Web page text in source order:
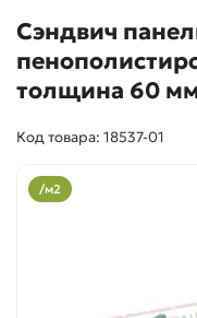
Сэндвич
толщина 60
Код товара: 18537-01
/м2